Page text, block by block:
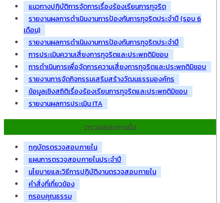
แนวทางปฏิบัติการจัดการเรื่องร้องเรียนการทุจริต
รายงานผลการดำเนินงานการป้องกันการทุจริตประจำปี (รอบ 6
เดือน)
รายงานผลการดำเนินงานการป้องกันการทุจริตประจำปี
การประเมินความเสี่ยงการทุจริตและประพฤติมิชอบ
การดำเนินการเพื่อจัดการความเสี่ยงการทุจริตและประพฤติมิชอบ
รายงานการจัดกิจกรรมเสริมสร้างวัฒนธรรมองค์กร
ข้อมูลเชิงสถิติเรื่องร้องเรียนการทุจริตและประพฤติมิชอบ
รายงานผลการประเมิน ITA
ตรวจสอบภายใน
กฎบัตรตรวจสอบภายใน
แผนการตรวจสอบภายในประจำปี
นโยบายและวิธีการปฏิบัติงานตรวจสอบภายใน
คำสั่งที่เกี่ยวข้อง
กรอบคุณธรรม